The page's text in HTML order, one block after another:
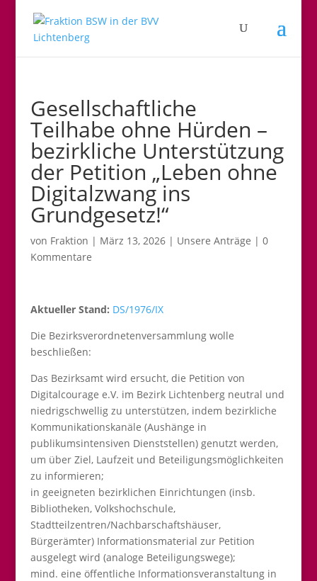
Gesellschaftliche
Teilhabe ohne Hürden –
bezirkliche Unterstützung
der Petition „Leben ohne
Digitalzwang ins
Grundgesetz!“
von Fraktion | März 13, 2026| Unsere Anträge | 0
Kommentare
Aktueller Stand: DS/1976/IX
Die Bezirksverordnetenversammlung wolle
beschließen:
Das Bezirksamt wird ersucht, die Petition von
Digitalcourage e.V. im Bezirk Lichtenberg neutral und
niedrigschwellig zu unterstützen, indem bezirkliche
Kommunikationskanäle (Aushänge in
publikumsintensiven Dienststellen) genutzt werden,
um über Ziel, Laufzeit und Beteiligungsmöglichkeiten
zu informieren;
in geeigneten bezirklichen Einrichtungen (insb.
Bibliotheken, Volkshochschule,
Stadtteilzentren/Nachbarschaftshäuser,
Bürgerämter) Informationsmaterial zur Petition
ausgelegt wird (analoge Beteiligungswege);
mind. eine öffentliche Informationsveranstaltung in